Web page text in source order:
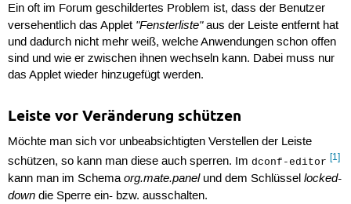
Ein oft im Forum geschildertes Problem ist, dass der Benutzer
versehentlich das Applet "Fensterliste"aus der Leiste entfernt hat
und dadurch nicht mehr weiß, welche Anwendungen schon offen
sind und wie er zwischen ihnen wechseln kann. Dabei muss nur
das Applet wieder hinzugefügt werden.
Leiste vor Veränderung schützen
Möchte man sich vor unbeabsichtigten Verstellen der Leiste
schützen, so kann man diese auch sperren. Im dconf-editor [1]
kann man im Schemaorg.mate.panelund dem Schlüssel locked-
downdie Sperre ein- bzw. ausschalten.